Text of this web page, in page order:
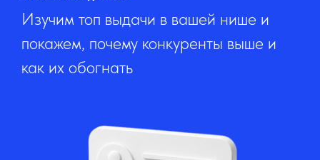
Изучим топ выдачи в вашей нише и
покажем, почему конкуренты выше и
как их обогнать